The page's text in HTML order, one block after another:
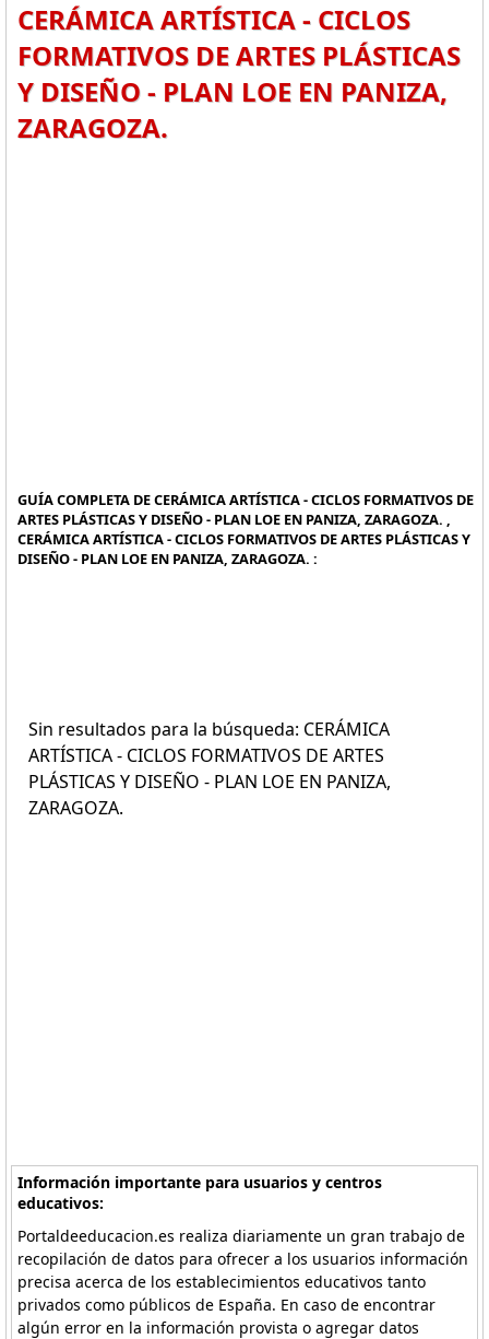
CERÁMICA ARTÍSTICA - CICLOS
FORMATIVOS DE ARTES PLÁSTICAS
Y DISEÑO - PLAN LOE EN PANIZA,
ZARAGOZA.
GUÍA COMPLETA DE CERÁMICA ARTÍSTICA - CICLOS FORMATIVOS DE
ARTES PLÁSTICAS Y DISEÑO - PLAN LOE EN PANIZA, ZARAGOZA. ,
CERÁMICA ARTÍSTICA - CICLOS FORMATIVOS DE ARTES PLÁSTICAS Y
DISEÑO - PLAN LOE EN PANIZA, ZARAGOZA. :
Sin resultados para la búsqueda: CERÁMICA
ARTÍSTICA - CICLOS FORMATIVOS DE ARTES
PLÁSTICAS Y DISEÑO - PLAN LOE EN PANIZA,
ZARAGOZA.
Información importante para usuarios y centros
educativos:
Portaldeeducacion.es realiza diariamente un gran trabajo de
recopilación de datos para ofrecer a los usuarios información
precisa acerca de los establecimientos educativos tanto
privados como públicos de España. En caso de encontrar
algún error en la información provista o agregar datos